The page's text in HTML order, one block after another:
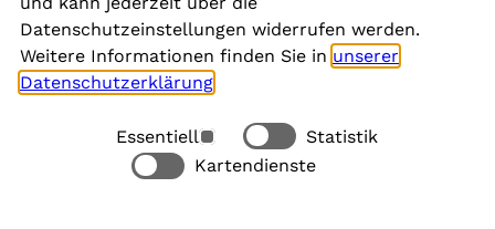
Social Media
Rechtliches
Datenschutzeinstellungen widerrufen werden.
Weitere Informationen finden Sie in unserer
Datenschutzerklärung
Essentiell
Statistik
Kartendienste